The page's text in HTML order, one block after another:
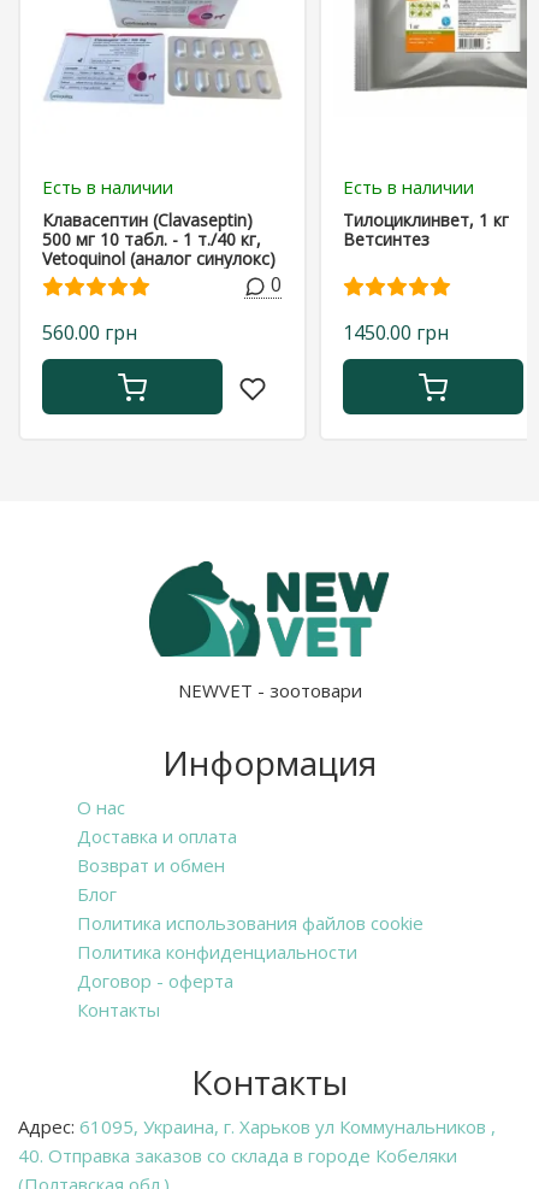
Есть в наличии
Клавасептин (Clavaseptin)
500 мг 10 табл. - 1 т./40 кг,
Vetoquinol (аналог синулокс)
0
560.00 грн
Есть в наличии
Тилоциклинвет, 1 кг
Ветсинтез
1450.00 грн
NEWVET - зоотовари
Информация
О нас
Доставка и оплата
Возврат и обмен
Блог
Политика использования файлов cookie
Политика конфиденциальности
Договор - оферта
Контакты
Контакты
Адрес: 61095, Украина, г. Харьков ул Коммунальников ,
40. Отправка заказов со склада в городе Кобеляки
(Полтавская обл.).